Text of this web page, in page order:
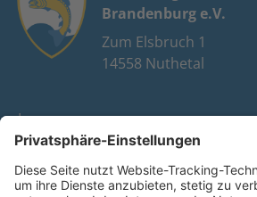
Brandenburg e.V.
Zum Elsbruch 1
14558 Nuthetal
Impressum
Datenschutz
FAQ